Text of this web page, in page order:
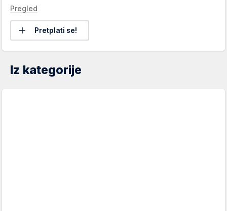
Pregled
Pretplati se!
Iz kategorije